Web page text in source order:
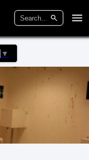
▼